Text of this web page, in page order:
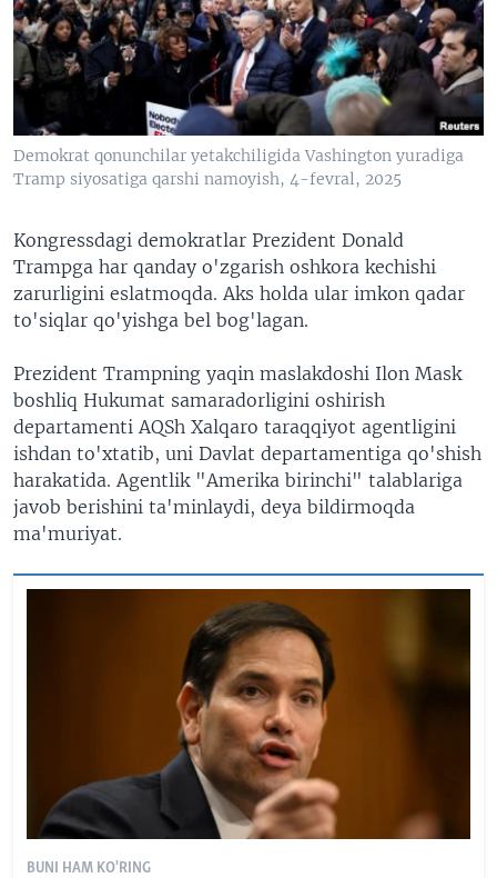
VIDEO
XABARLAR SURATLARDA
ODNOKLASSNIKI
TELEGRAM
SOUNDCLOUD
VOA
Demokrat qonunchilar yetakchiligida Vashington yuradiga
Tramp siyosatiga qarshi namoyish, 4-fevral, 2025
Kongressdagi demokratlar Prezident Donald
Trampga har qanday o'zgarish oshkora kechishi
zarurligini eslatmoqda. Aks holda ular imkon qadar
to'siqlar qo'yishga bel bog'lagan.
Prezident Trampning yaqin maslakdoshi Ilon Mask
boshliq Hukumat samaradorligini oshirish
departamenti AQSh Xalqaro taraqqiyot agentligini
ishdan to'xtatib, uni Davlat departamentiga qo'shish
harakatida. Agentlik "Amerika birinchi" talablariga
javob berishini ta'minlaydi, deya bildirmoqda
ma'muriyat.
BUNI HAM KO'RING